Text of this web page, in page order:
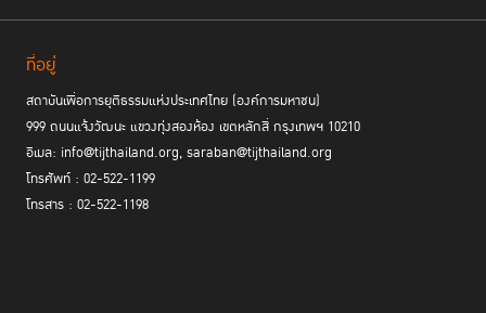
ที่อยู่
สถาบันเพื่อการยุติธรรมแห่งประเทศไทย (องค์การมหาชน)
999 ถนนแจ้งวัฒนะ แขวงทุ่งสองห้อง เขตหลักสี่ กรุงเทพฯ 10210
อีเมล: info@tijthailand.org, saraban@tijthailand.org
โทรศัพท์ : 02-522-1199
โทรสาร : 02-522-1198